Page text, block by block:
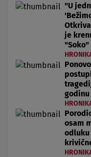
"U
je
"Soko"
godinu
osam
odluku